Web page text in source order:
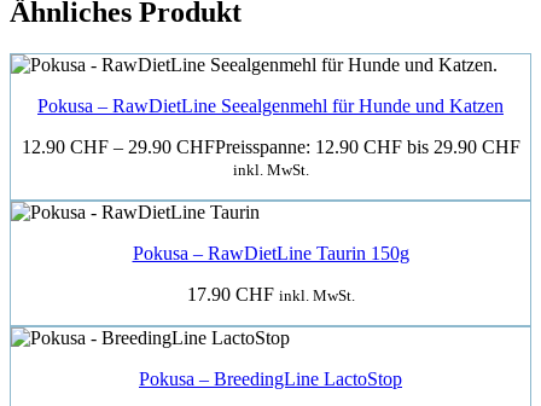
Ähnliches Produkt
Pokusa – RawDietLine Seealgenmehl für Hunde und Katzen
12.90 CHF – 29.90 CHFPreisspanne: 12.90 CHF bis 29.90 CHF
inkl. MwSt.
Pokusa – RawDietLine Taurin 150g
17.90 CHF inkl. MwSt.
Pokusa – BreedingLine LactoStop